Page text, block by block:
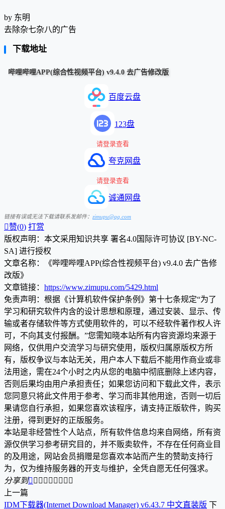
by 东明
去除杂七杂八的广告
下载地址
哔哩哔哩APP(综合性视频平台) v9.4.0 去广告修改版
百度云盘
123盘
请登录查看
夸克网盘
请登录查看
诚通网盘
链接有误或无法下载请联系发邮件： zimupu@qq.com
赞(0) 打赏
版权声明：本文采用知识共享 署名4.0国际许可协议 [BY-NC-
SA] 进行授权
文章名称：《哔哩哔哩APP(综合性视频平台) v9.4.0 去广告修
改版》
文章链接： https://www.zimupu.com/5429.html
免责声明：根据《计算机软件保护条例》第十七条规定“为了
学习和研究软件内含的设计思想和原理，通过安装、显示、传
输或者存储软件等方式使用软件的，可以不经软件著作权人许
可，不向其支付报酬。”您需知晓本站所有内容资源均来源于
网络，仅供用户交流学习与研究使用，版权归属原版权方所
有，版权争议与本站无关，用户本人下载后不能用作商业或非
法用途，需在24个小时之内从您的电脑中彻底删除上述内容，
否则后果均由用户承担责任；如果您访问和下载此文件，表示
您同意只将此文件用于参考、学习而非其他用途，否则一切后
果请您自行承担，如果您喜欢该程序，请支持正版软件，购买
注册，得到更好的正版服务。
本站是非经营性个人站点，所有软件信息均来自网络，所有资
源仅供学习参考研究目的，并不贩卖软件，不存在任何商业目
的及用途，网站会员捐赠是您喜欢本站而产生的赞助支持行
为，仅为维持服务器的开支与维护，全凭自愿无任何强求。
分享到        
上一篇
IDM下载器(Internet Download Manager) v6.43.7 中文直装版 下